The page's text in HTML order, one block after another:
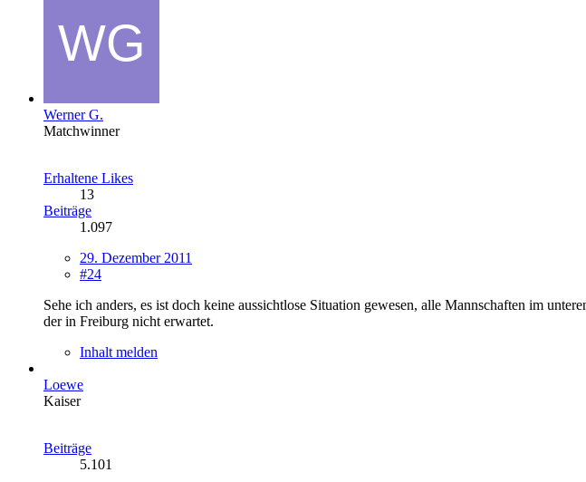
Werner G.
Matchwinner
Erhaltene Likes
13
Beiträge
1.097
29. Dezember 2011
#24
Sehe ich anders, es ist doch keine aussichtlose Situation gewesen, alle Mannschaften im
der in Freiburg nicht erwartet.
Inhalt melden
Loewe
Kaiser
Beiträge
5.101